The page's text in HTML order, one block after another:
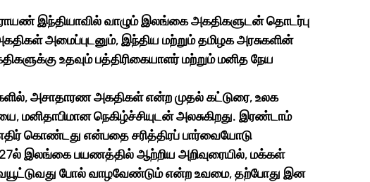
அமைப்புடனும், இந்திய மற்றும் தமிழக அரசுகளின்
உதவும் பத்திரிகையாளர் மற்றும் மனித நேய
மனிதாபிமான நெகிழ்ச்சியுடன் அலசுகிறது. இரண்டாம்
கொண்டது என்பதை சரித்திரப் பார்வையோடு
இலங்கை பயணத்தில் ஆற்றிய அறிவுரையில், மக்கள்
போல் வாழவேண்டும் என்ற உவமை, தற்போது இன